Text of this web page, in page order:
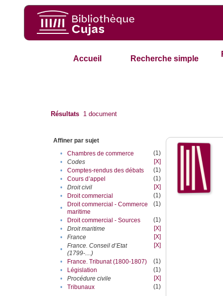
Accueil Recherche simple
Résultats 1 document
Affiner par sujet
•
Chambres de commerce
(1)
•
Codes
[X]
•
Comptes-rendus des débats
(1)
•
Cours d’appel
(1)
•
Droit civil
[X]
•
Droit commercial
(1)
•
Droit commercial - Commerce
maritime
(1)
• Droit commercial - Sources
(1)
•
Droit maritime
[X]
•
France
[X]
•
France. Conseil d’Etat
(1799-....)
[X]
• France. Tribunat (1800-1807)
(1)
•
Législation
(1)
•
Procédure civile
[X]
•
Tribunaux
(1)